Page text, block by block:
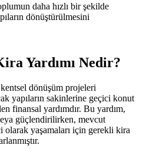
daha hızlı bir şekilde
dönüştürülmesini
Yardımı Nedir?
dönüşüm projeleri
yapıların sakinlerine geçici konut
finansal yardımdır. Bu yardım,
güçlendirilirken, mevcut
yaşamaları için gerekli kira